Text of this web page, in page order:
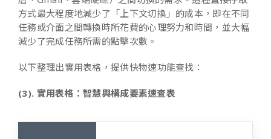
方式最大程度地減少了「上下文切換」的成本，即在不同
任務或介面之間轉換時所花費的心理努力和時間，並大幅
減少了完成任務所需的點擊次數。
以下整理出實用表格，提供快物速功能查找：
(3). 實用表格：智慧與構成要素速查表